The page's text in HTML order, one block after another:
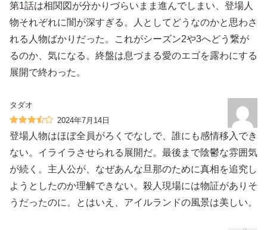
第1話は相関図が分かりづらいまま進んでしまい、登場人
物それぞれに闇が深すぎる。人としてどうなのかと思わさ
れる人物ばかりだった。これがシーズン2や3へどう繋が
るのか、気になる。終盤は息づまる愛のエゴを露わにする
展開で終わった。
タダオ
2024年7月14日
登場人物はほぼ全員がろくでなしで、誰にも感情移入でき
ない。イライラさせられる展開だ。最後まで陰鬱な雰囲気
が続く。主人公が、なぜあんな旦那のために真相を追究し
ようとしたのか理解できない。殺人現場には物証がありそ
うだったのに。とはいえ、アイルランドの風景は美しい。